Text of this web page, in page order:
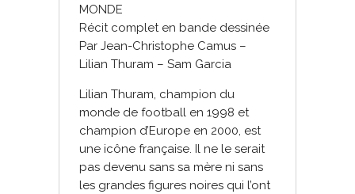
MONDE
Récit complet en bande dessinée
Par Jean-Christophe Camus –
Lilian Thuram – Sam Garcia
Lilian Thuram, champion du
monde de football en 1998 et
champion d’Europe en 2000, est
une icône française. Il ne le serait
pas devenu sans sa mère ni sans
les grandes figures noires qui l’ont